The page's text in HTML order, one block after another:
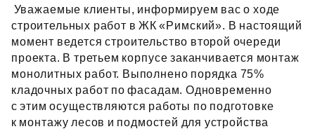
Уважаемые клиенты, информируем вас о ходе
строительных работ в ЖК «Римский». В настоящий
момент ведется строительство второй очереди
проекта. В третьем корпусе заканчивается монтаж
монолитных работ. Выполнено порядка 75%
кладочных работ по фасадам. Одновременно
с этим осуществляются работы по подготовке
к монтажу лесов и подмостей для устройства